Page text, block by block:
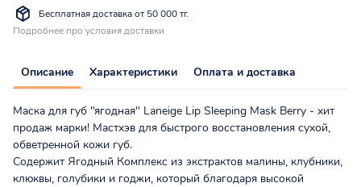
Бесплатная доставка от 50 000 тг.
Подробнее про условия доставки
Описание Характеристики Оплата и доставка
Маска для губ "ягодная" Laneige Lip Sleeping Mask Berry - хит
продаж марки! Мастхэв для быстрого восстановления сухой,
обветренной кожи губ.
Содержит Ягодный Комплекс из экстрактов малины, клубники,
клюквы, голубики и годжи, который благодаря высокой